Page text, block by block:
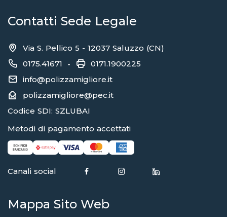
Contatti Sede Legale
Via S. Pellico 5 - 12037 Saluzzo (CN)
0175.41671 -
0171.1900225
info@polizzamigliore.it
polizzamigliore@pec.it
Codice SDI: SZLUBAI
Metodi di pagamento accettati
Canali social
Mappa Sito Web